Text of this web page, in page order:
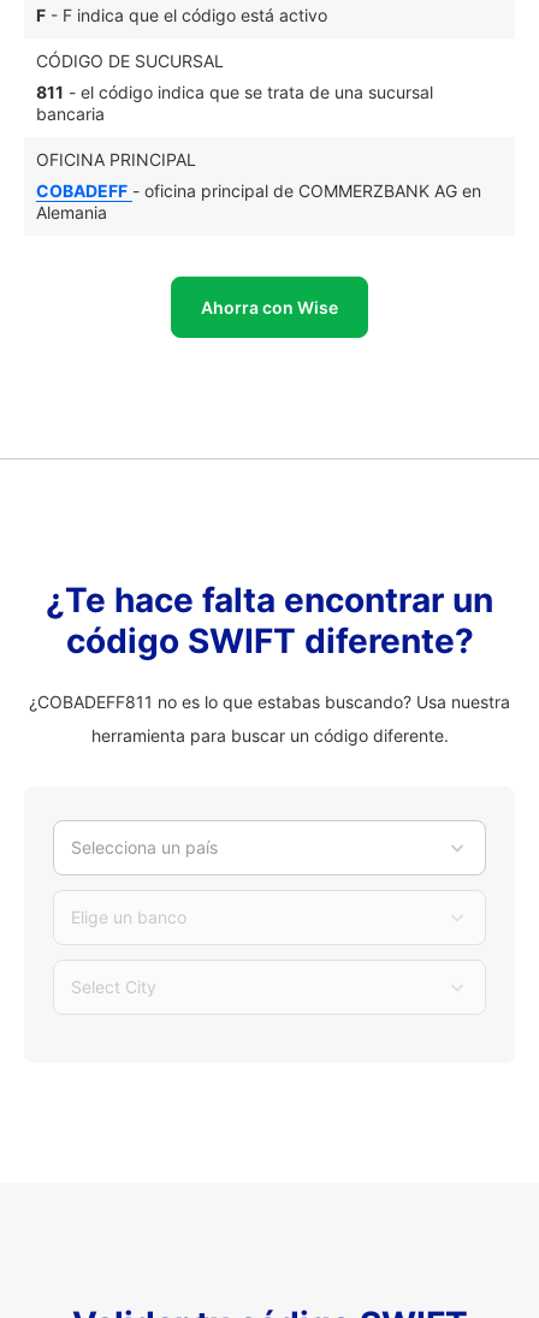
F - F indica que el código está activo
CÓDIGO DE SUCURSAL
811 - el código indica que se trata de una sucursal
bancaria
OFICINA PRINCIPAL
COBADEFF - oficina principal de COMMERZBANK AG en
Alemania
Ahorra con Wise
¿Te hace falta encontrar un
código SWIFT diferente?
¿COBADEFF811 no es lo que estabas buscando? Usa nuestra
herramienta para buscar un código diferente.
Selecciona un país
Elige un banco
Select City